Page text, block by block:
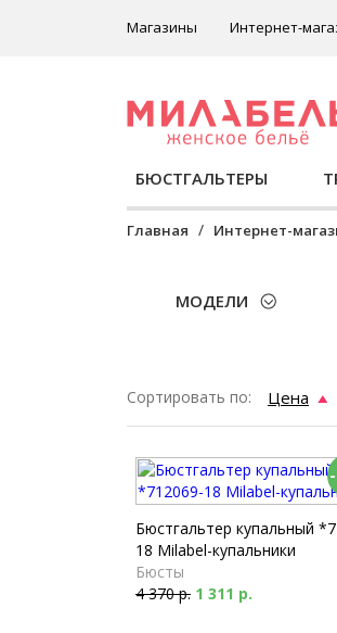
Магазины Интернет-
БЮСТГАЛЬТЕРЫ
Главная Интернет-
МОДЕЛИ
Сортировать по: Цена
Бюстгальтер купальный
18 Milabel-купальники
Бюсты
4 370 р. 1 311 р.